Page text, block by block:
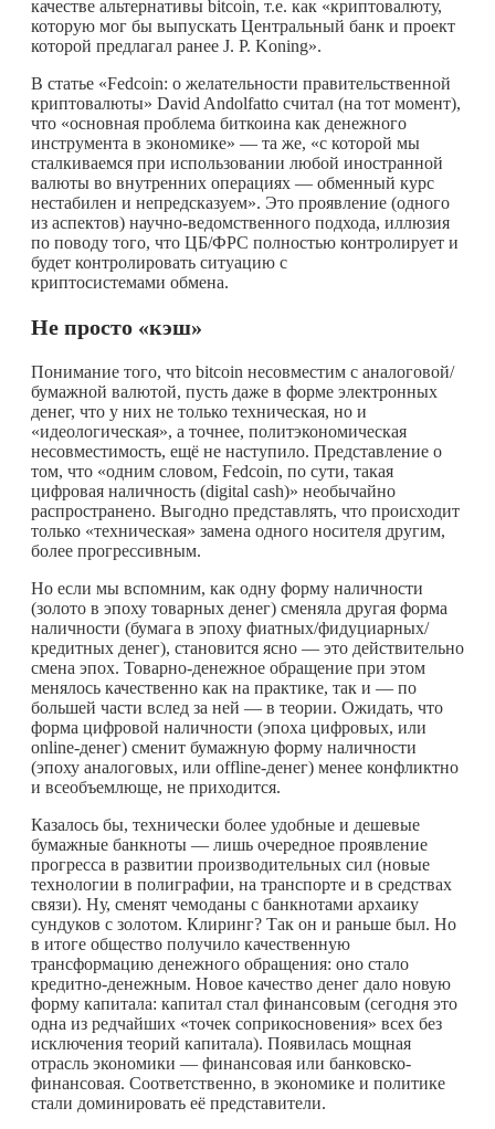
качестве альтернативы bitcoin, т.е. как «криптовалюту,
которую мог бы выпускать Центральный банк и проект
которой предлагал ранее J. P. Koning».
В статье «Fedcoin: о желательности правительственной
криптовалюты» David Andolfatto считал (на тот момент),
что «основная проблема биткоина как денежного
инструмента в экономике» — та же, «с которой мы
сталкиваемся при использовании любой иностранной
валюты во внутренних операциях — обменный курс
нестабилен и непредсказуем». Это проявление (одного
из аспектов) научно-ведомственного подхода, иллюзия
по поводу того, что ЦБ/ФРС полностью контролирует и
будет контролировать ситуацию с
криптосистемами обмена.
Не просто «кэш»
Понимание того, что bitcoin несовместим с аналоговой/
бумажной валютой, пусть даже в форме электронных
денег, что у них не только техническая, но и
«идеологическая», а точнее, политэкономическая
несовместимость, ещё не наступило. Представление о
том, что «одним словом, Fedcoin, по сути, такая
цифровая наличность (digital cash)» необычайно
распространено. Выгодно представлять, что происходит
только «техническая» замена одного носителя другим,
более прогрессивным.
Но если мы вспомним, как одну форму наличности
(золото в эпоху товарных денег) сменяла другая форма
наличности (бумага в эпоху фиатных/фидуциарных/
кредитных денег), становится ясно — это действительно
смена эпох. Товарно-денежное обращение при этом
менялось качественно как на практике, так и — по
большей части вслед за ней — в теории. Ожидать, что
форма цифровой наличности (эпоха цифровых, или
online-денег) сменит бумажную форму наличности
(эпоху аналоговых, или offline-денег) менее конфликтно
и всеобъемлюще, не приходится.
Казалось бы, технически более удобные и дешевые
бумажные банкноты — лишь очередное проявление
прогресса в развитии производительных сил (новые
технологии в полиграфии, на транспорте и в средствах
связи). Ну, сменят чемоданы с банкнотами архаику
сундуков с золотом. Клиринг? Так он и раньше был. Но
в итоге общество получило качественную
трансформацию денежного обращения: оно стало
кредитно-денежным. Новое качество денег дало новую
форму капитала: капитал стал финансовым (сегодня это
одна из редчайших «точек соприкосновения» всех без
исключения теорий капитала). Появилась мощная
отрасль экономики — финансовая или банковско-
финансовая. Соответственно, в экономике и политике
стали доминировать её представители.